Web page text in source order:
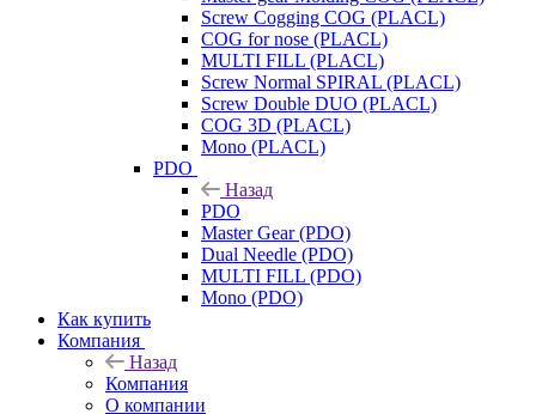
Screw Cogging COG (PLACL)
COG for nose (PLACL)
MULTI FILL (PLACL)
Screw Normal SPIRAL (PLACL)
Screw Double DUO (PLACL)
COG 3D (PLACL)
Mono (PLACL)
PDO
Назад
PDO
Master Gear (PDO)
Dual Needle (PDO)
MULTI FILL (PDO)
Mono (PDO)
Как купить
Компания
Назад
Компания
О компании